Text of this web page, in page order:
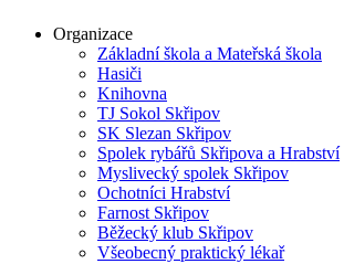
Organizace
Základní škola a Mateřská škola
Hasiči
Knihovna
TJ Sokol Skřipov
SK Slezan Skřipov
Spolek rybářů Skřipova a Hrabství
Myslivecký spolek Skřipov
Ochotníci Hrabství
Farnost Skřipov
Běžecký klub Skřipov
Všeobecný praktický lékař